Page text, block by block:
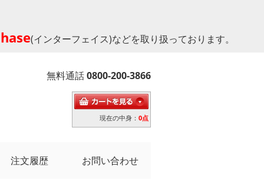
(インターフェイス)などを取り扱っております。
無料通話0800-200-3866
現在の中身： 0点
注文履歴 お問い合わせ